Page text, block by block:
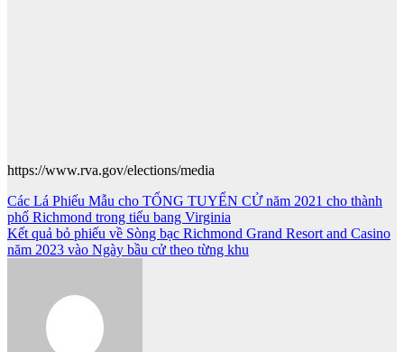
https://www.rva.gov/elections/media
Post
navigation
Các Lá Phiếu Mẫu cho TỔNG TUYỂN CỬ năm 2021 cho thành
phố Richmond trong tiểu bang Virginia
Kết quả bỏ phiếu về Sòng bạc Richmond Grand Resort and Casino
năm 2023 vào Ngày bầu cử theo từng khu